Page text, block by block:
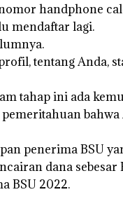
handphone
mendaftar lagi.
tentang Anda,
tahap ini ada
penerima BSU
dana sebesar
BSU 2022.